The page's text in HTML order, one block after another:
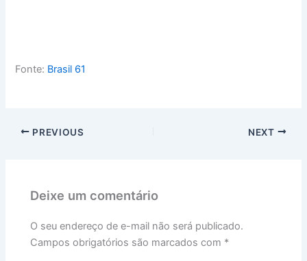
Fonte: Brasil 61
PREVIOUS NEXT
Deixe um comentário
O seu endereço de e-mail não será publicado.
Campos obrigatórios são marcados com *